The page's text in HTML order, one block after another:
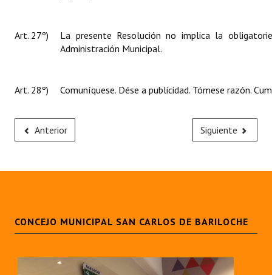
Art. 27º)
La presente Resolución no implica la
Administración Municipal.
Art. 28º) Comuníquese. Dése a publicidad. Tómese razón.
Anterior Siguiente
CONCEJO MUNICIPAL SAN CARLOS DE BARILOCHE